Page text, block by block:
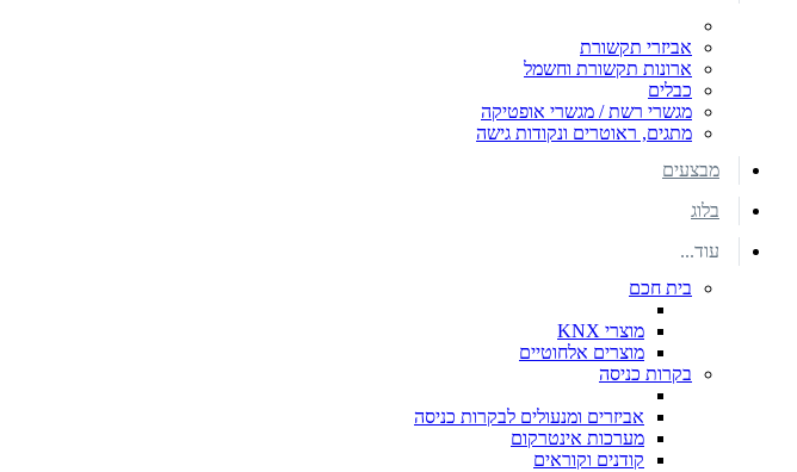
אביזרי תקשורת
ארונות תקשורת וחשמל
כבלים
מגשרי רשת / מגשרי אופטיקה
מתגים, ראוטרים ונקודות גישה
מבצעים
בלוג
עוד...
בית חכם
מוצרי KNX
מוצרים אלחוטיים
בקרות כניסה
אביזרים ומנעולים לבקרות כניסה
מערכות אינטרקום
קודנים וקוראים